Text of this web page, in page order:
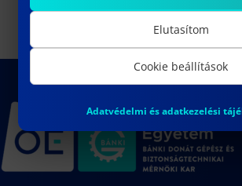
Elutasítom
Cookie beállítások
Adatvédelmi és adatkezelési